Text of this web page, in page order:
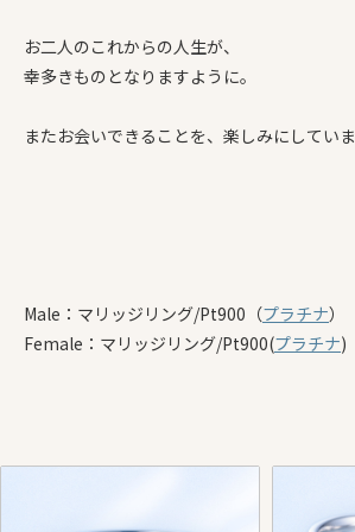
お二人のこれからの人生が、
幸多きものとなりますように。
またお会いできることを、楽しみにしていま
Male：マリッジリング/Pt900（プラチナ）
Female：マリッジリング/Pt900(プラチナ)